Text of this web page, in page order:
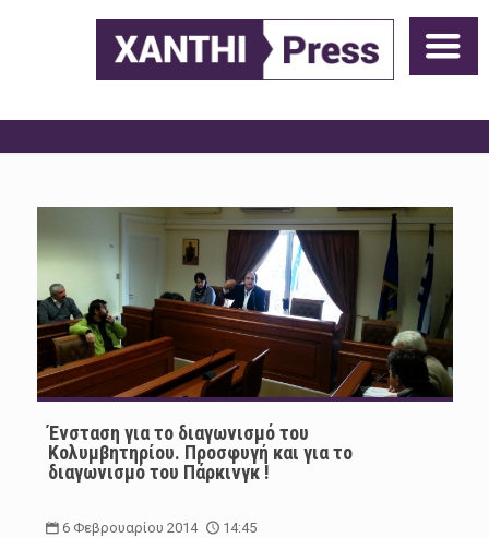
Ένσταση για το διαγωνισμό του
Κολυμβητηρίου. Προσφυγή και για το
διαγωνισμό του Πάρκινγκ !
6 Φεβρουαρίου 2014 14:45